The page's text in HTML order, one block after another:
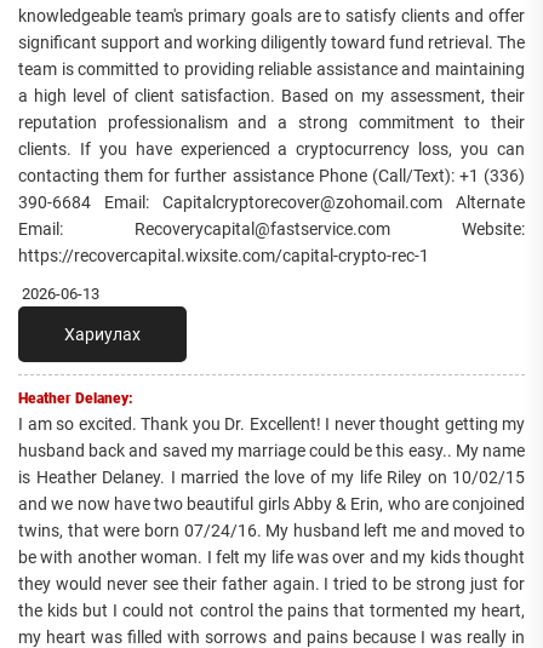
knowledgeable team's primary goals are to satisfy clients and offer
significant support and working diligently toward fund retrieval. The
team is committed to providing reliable assistance and maintaining
a high level of client satisfaction. Based on my assessment, their
reputation professionalism and a strong commitment to their
clients. If you have experienced a cryptocurrency loss, you can
contacting them for further assistance Phone (Call/Text): +1 (336)
390-6684 Email: Capitalcryptorecover@zohomail.com Alternate
Email: Recoverycapital@fastservice.com Website:
https://recovercapital.wixsite.com/capital-crypto-rec-1
2026-06-13
Хариулах
Heather Delaney:
I am so excited. Thank you Dr. Excellent! I never thought getting my
husband back and saved my marriage could be this easy.. My name
is Heather Delaney. I married the love of my life Riley on 10/02/15
and we now have two beautiful girls Abby & Erin, who are conjoined
twins, that were born 07/24/16. My husband left me and moved to
be with another woman. I felt my life was over and my kids thought
they would never see their father again. I tried to be strong just for
the kids but I could not control the pains that tormented my heart,
my heart was filled with sorrows and pains because I was really in